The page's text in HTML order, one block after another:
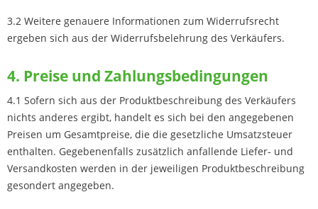
3.2 Weitere genauere Informationen zum Widerrufsrecht
ergeben sich aus der Widerrufsbelehrung des Verkäufers.
4. Preise und Zahlungsbedingungen
4.1 Sofern sich aus der Produktbeschreibung des Verkäufers
nichts anderes ergibt, handelt es sich bei den angegebenen
Preisen um Gesamtpreise, die die gesetzliche Umsatzsteuer
enthalten. Gegebenenfalls zusätzlich anfallende Liefer- und
Versandkosten werden in der jeweiligen Produktbeschreibung
gesondert angegeben.